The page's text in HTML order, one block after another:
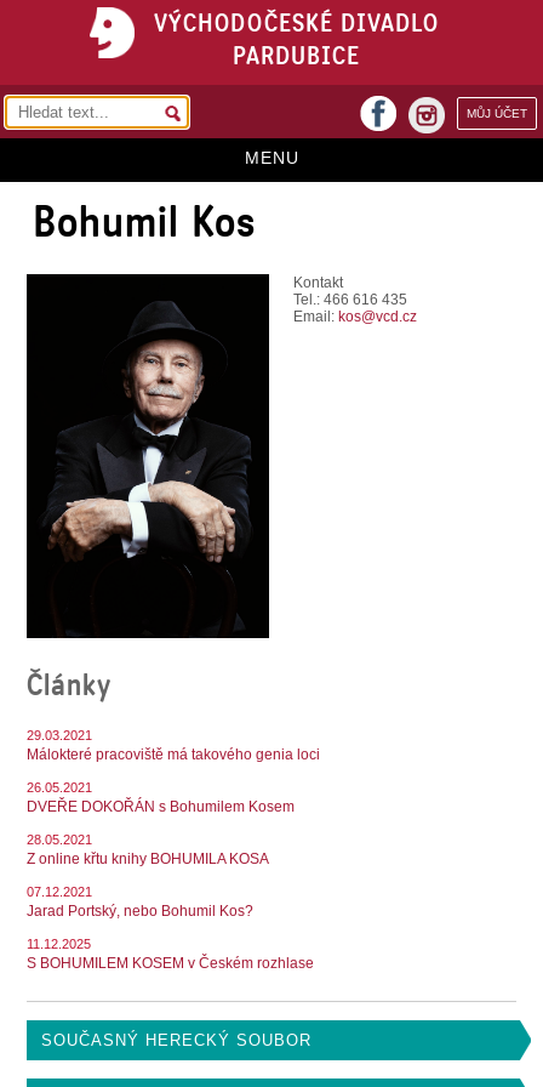
VÝCHODOČESKÉ DIVADLO
PARDUBICE
MŮJ ÚČET
facebook
MENU
REPERTOÁR
VSTUPENKY
KONTAKTY
O DIVADLE
SOUBOR
Bohumil Kos
Kontakt
Tel.: 466 616 435
Email: kos@vcd.cz
Články
29.03.2021
Málokteré pracoviště má takového genia loci
26.05.2021
DVEŘE DOKOŘÁN s Bohumilem Kosem
28.05.2021
Z online křtu knihy BOHUMILA KOSA
07.12.2021
Jarad Portský, nebo Bohumil Kos?
11.12.2025
S BOHUMILEM KOSEM v Českém rozhlase
SOUČASNÝ HERECKÝ SOUBOR